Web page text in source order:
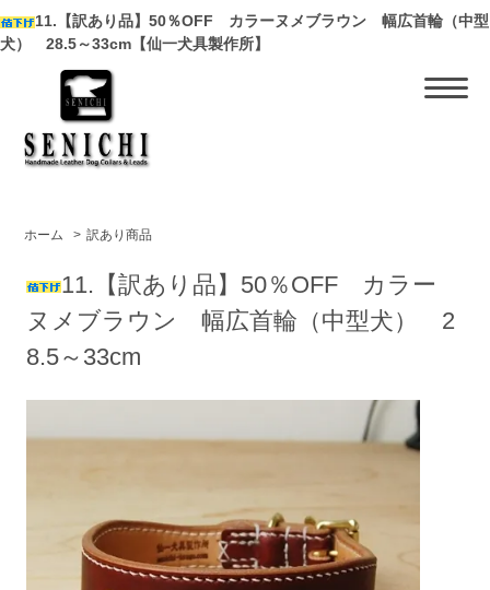
11.【訳あり品】50％OFF カラーヌメブラウン 幅広首輪（中型
犬） 28.5～33cm【仙一犬具製作所】
ホーム > 訳あり商品
11.【訳あり品】50％OFF カラー
ヌメブラウン 幅広首輪（中型犬） 2
8.5～33cm